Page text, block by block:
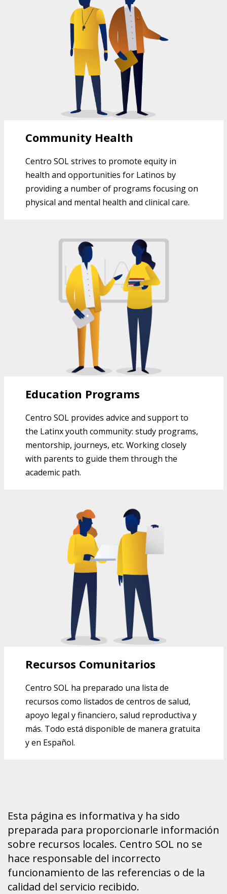
Community Health
Centro SOL strives to promote equity in
health and opportunities for Latinos by
providing a number of programs focusing on
physical and mental health and clinical care.
EDUCATION PROGRAMS AT CENTRO
SOL
Education Programs
Centro SOL provides advice and support to
the Latinx youth community: study programs,
mentorship, journeys, etc. Working closely
with parents to guide them through the
academic path.
RECURSOS COMUNITARIOS DEL
CENTRO SOL
Recursos Comunitarios
Centro SOL ha preparado una lista de
recursos como listados de centros de salud,
apoyo legal y financiero, salud reproductiva y
más. Todo está disponible de manera gratuita
y en Español.
Esta página es informativa y ha sido
preparada para proporcionarle información
sobre recursos locales. Centro SOL no se
hace responsable del incorrecto
funcionamiento de las referencias o de la
calidad del servicio recibido.